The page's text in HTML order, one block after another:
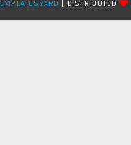
| DISTRIBUTED